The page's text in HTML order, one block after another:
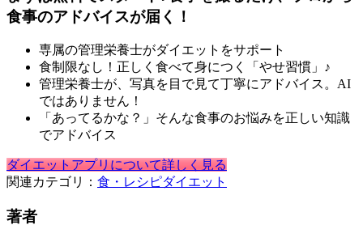
食事のアドバイスが届く！
専属の管理栄養士がダイエットをサポート
食制限なし！正しく食べて身につく「やせ習慣」♪
管理栄養士が、写真を目で見て丁寧にアドバイス。AI
ではありません！
「あってるかな？」そんな食事のお悩みを正しい知識
でアドバイス
ダイエットアプリについて詳しく見る
関連カテゴリ： 食・レシピダイエット
著者